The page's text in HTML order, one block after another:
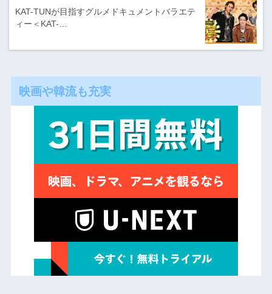
KAT-TUNが目指すグルメドキュメントバラエテ
ィー＜KAT-…
映画や韓流も充実